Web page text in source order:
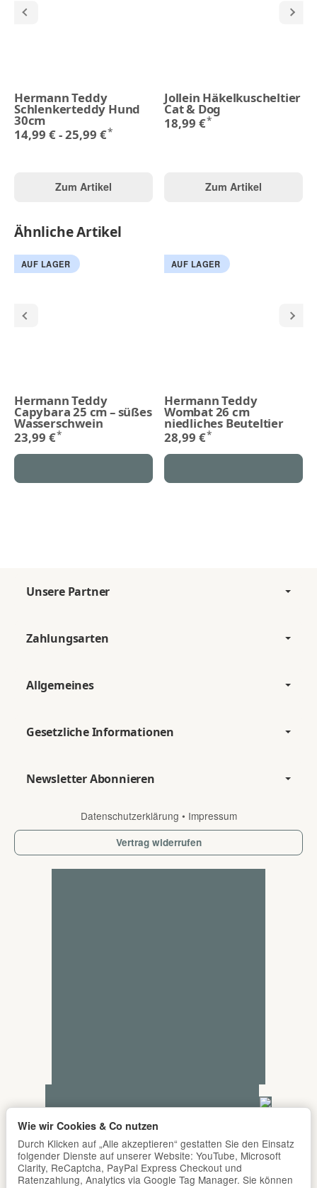
Hermann Teddy
Schlenkerteddy Hund
30cm
14,99 € -25,99 €*
Zum Artikel
Jollein Häkelkuscheltier
Cat & Dog
18,99 €*
Zum Artikel
Ähnliche Artikel
AUF LAGER
Hermann Teddy
Capybara 25 cm – süßes
Wasserschwein
23,99 €*
AUF LAGER
Hermann Teddy
Wombat 26 cm
niedliches Beuteltier
28,99 €*
Unsere Partner
Zahlungsarten
Allgemeines
Gesetzliche Informationen
Newsletter Abonnieren
Datenschutzerklärung • Impressum
Vertrag widerrufen
Wie wir Cookies & Co nutzen
Durch Klicken auf „Alle akzeptieren“ gestatten Sie den Einsatz
folgender Dienste auf unserer Website: YouTube, Microsoft
Clarity, ReCaptcha, PayPal Express Checkout und
Ratenzahlung, Analytics via Google Tag Manager. Sie können